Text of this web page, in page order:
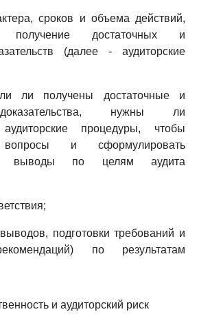
сроков и объема действий,
получение достаточных и
(далее - аудиторские
ли получены достаточные и
нужны ли
аудиторские процедуры, чтобы
и сформулировать
выводы по целям аудита
подготовки требований и
по результатам
и аудиторский риск